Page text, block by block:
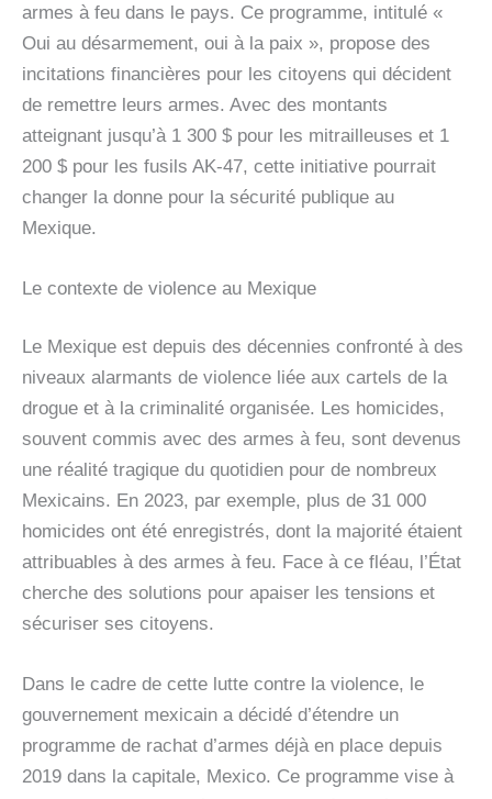
armes à feu dans le pays. Ce programme, intitulé «
Oui au désarmement, oui à la paix », propose des
incitations financières pour les citoyens qui décident
de remettre leurs armes. Avec des montants
atteignant jusqu’à 1 300 $ pour les mitrailleuses et 1
200 $ pour les fusils AK-47, cette initiative pourrait
changer la donne pour la sécurité publique au
Mexique.
Le contexte de violence au Mexique
Le Mexique est depuis des décennies confronté à des
niveaux alarmants de violence liée aux cartels de la
drogue et à la criminalité organisée. Les homicides,
souvent commis avec des armes à feu, sont devenus
une réalité tragique du quotidien pour de nombreux
Mexicains. En 2023, par exemple, plus de 31 000
homicides ont été enregistrés, dont la majorité étaient
attribuables à des armes à feu. Face à ce fléau, l’État
cherche des solutions pour apaiser les tensions et
sécuriser ses citoyens.
Dans le cadre de cette lutte contre la violence, le
gouvernement mexicain a décidé d’étendre un
programme de rachat d’armes déjà en place depuis
2019 dans la capitale, Mexico. Ce programme vise à